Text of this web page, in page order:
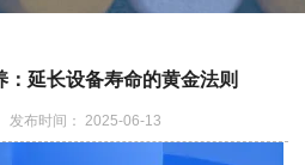
延长设备寿命的黄金法则
发布时间： 2025-06-13